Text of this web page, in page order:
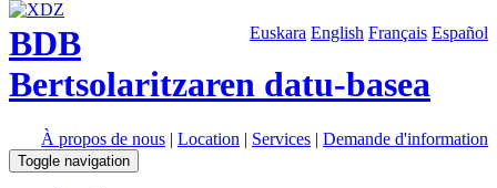
Euskara English Français Español
BDB
Bertsolaritzaren datu-basea
À propos de nous | Location | Services | Demande d'information
Toggle navigation